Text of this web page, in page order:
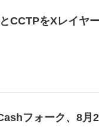
CCTPをXレイヤ
フォーク、8月